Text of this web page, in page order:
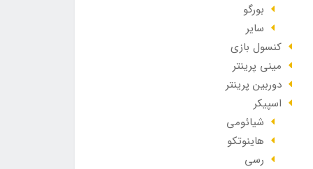
بورگو
سایر
کنسول بازی
مینی پرینتر
دوربین پرینتر
اسپیکر
شیائومی
هاینوتکو
رسی